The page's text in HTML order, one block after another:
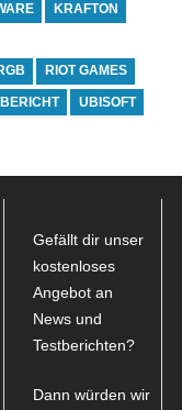
KRAFTON
RIOT GAMES
UBISOFT
Gefällt dir unser
kostenloses
Angebot an
News und
Testberichten?
Dann würden wir